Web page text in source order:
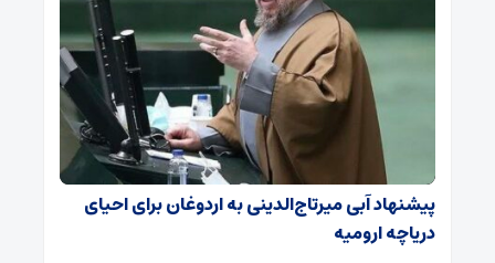
پیشنهاد آبی میرتاج‌الدینی‌ به اردوغان برای احیای
دریاچه ارومیه